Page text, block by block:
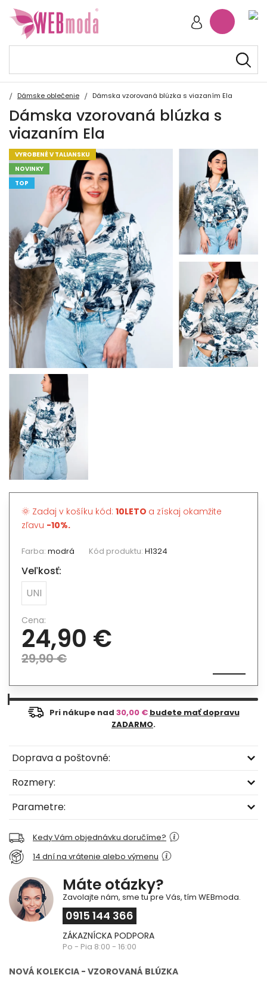
Dámske oblečenie Dámska vzorovaná blúzka s viazaním Ela
Dámska vzorovaná blúzka s
viazaním Ela
VYROBENÉ V TALIANSKU
NOVINKY
TOP
🌞 Zadaj v košíku kód: 10LETO a získaj okamžite
zľavu -10%.
Farba: modrá Kód produktu: H1324
Veľkosť:
UNI
Cena:
24,90 €
29,90 €
Pri nákupe nad 30,00 € budete mať dopravu
ZADARMO.
Doprava a poštovné:
Rozmery:
Parametre:
Kedy Vám objednávku doručíme?
14 dní na vrátenie alebo výmenu
Máte otázky?
Zavolajte nám, sme tu pre Vás, tím WEBmoda.
0915 144 366
ZÁKAZNÍCKA PODPORA
Po - Pia 8:00 - 16:00
NOVÁ KOLEKCIA - VZOROVANÁ BLÚZKA